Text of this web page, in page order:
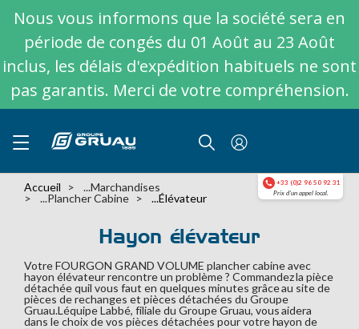
Nous vous informons que la société sera en
période de congés du 01 Août au 23 Août
inclus, les délais d'expédition habituels ne sont
pas garantis. Merci de votre compréhension.
+33 (0)2 96 50 92 31
Prix d'un appel local.
Accueil
...marchandises
...Plancher Cabine
...élévateur
Hayon élévateur
Votre FOURGON GRAND VOLUME plancher cabine avec
hayon élévateur rencontre un problème ? Commandez la pièce
détachée quil vous faut en quelques minutes grâce au site de
pièces de rechanges et pièces détachées du Groupe
Gruau.Léquipe Labbé, filiale du Groupe Gruau, vous aidera
dans le choix de vos pièces détachées pour votre hayon de